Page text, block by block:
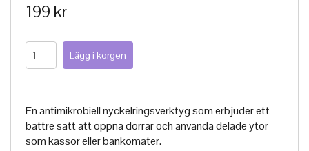
199 kr
En antimikrobiell nyckelringsverktyg som erbjuder ett
bättre sätt att öppna dörrar och använda delade ytor
som kassor eller bankomater.